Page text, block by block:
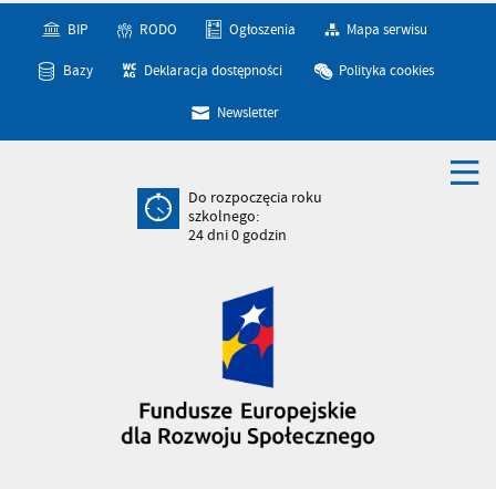
BIP RODO Ogłoszenia Mapa serwisu
Bazy Deklaracja dostępności Polityka cookies
Newsletter
Do rozpoczęcia roku
szkolnego:
24dni0godzin